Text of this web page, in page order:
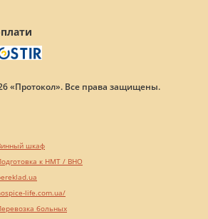
«Протокол». Все права защищены.
шкаф
к НМТ / ВНО
life.com.ua/
больных